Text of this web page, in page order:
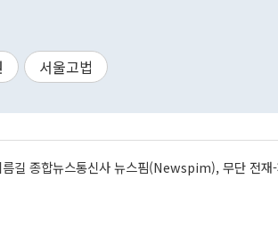
서울고법
길 종합뉴스통신사 뉴스핌(Newspim), 무단 전재